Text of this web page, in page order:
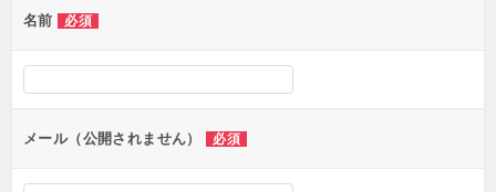
ー
シ
ン
名前 必須
メール（公開されません） 必須